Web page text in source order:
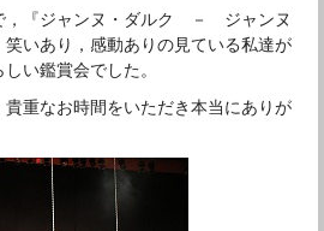
，『ジャンヌ・ダルク － ジャンヌ
いあり，感動ありの見ている私達が
い鑑賞会でした。
重なお時間をいただき本当にありが